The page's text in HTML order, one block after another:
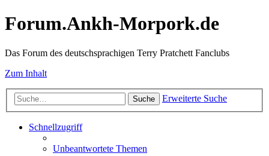
Forum.Ankh-Morpork.de
Das Forum des deutschsprachigen Terry Pratchett Fanclubs
Zum Inhalt
Suche Erweiterte Suche
Schnellzugriff
Unbeantwortete Themen